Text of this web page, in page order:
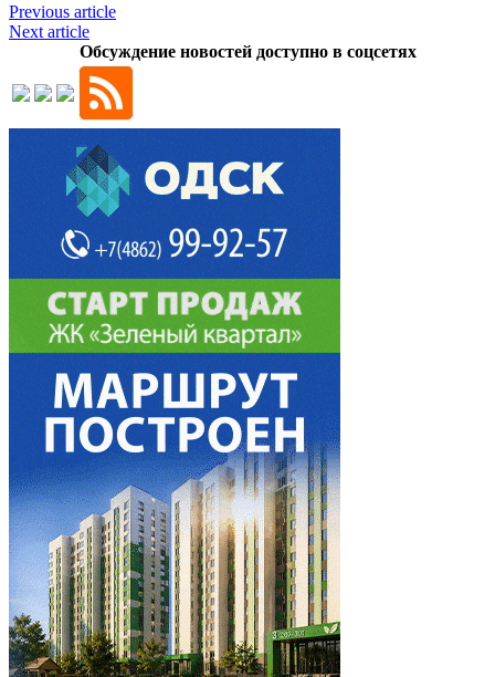
Previous article
Next article
Обсуждение новостей доступно в соцсетях